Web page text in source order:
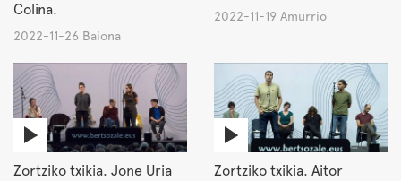
Colina.
2022-11-26 Baiona
2022-11-19 Amurrio
Zortziko txikia. Jone Uria
Zortziko txikia. Aitor